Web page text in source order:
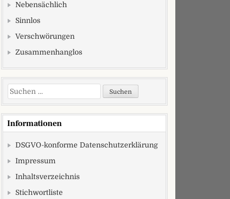
Nebensächlich
Sinnlos
Verschwörungen
Zusammenhanglos
Suchen nach:
Informationen
DSGVO-konforme Datenschutzerklärung
Impressum
Inhaltsverzeichnis
Stichwortliste